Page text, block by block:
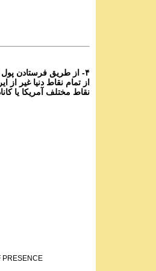
۴- از طریق فرستادن
نقاط مختلف آمریکا یا
PRESENCE